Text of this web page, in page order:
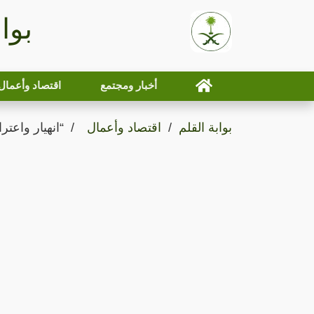
أخبار ومجتمع اقتصاد
بوابة القلم اقتصاد وأعمال “انهيار